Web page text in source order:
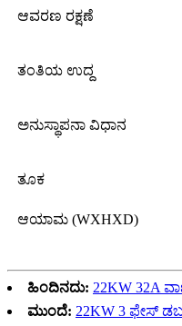
ಆವರಣ ರಕ್ಷಣೆ
ತಂತಿಯ ಉದ್ದ
ಅನುಸ್ಥಾಪನಾ ವಿಧಾನ
ತೂಕ
ಆಯಾಮ (WXHXD)
ಹಿಂದಿನದು: 22KW 32A
ಮುಂದೆ: 22KW 3 ಫೇಸ್